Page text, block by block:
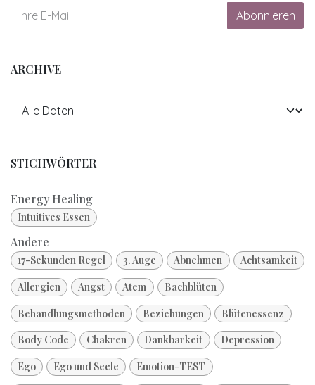
Abonnieren
ARCHIVE
STICHWÖRTER
Energy Healing
Intuitives Essen
Andere
17-Sekunden Regel 3. Auge Abnehmen
Achtsamkeit
Allergien
Angst Atem
Bachblüten
Behandlungsmethoden
Beziehungen
Blütenessenz
Body Code
Chakren Dankbarkeit
Depression
Ego
Ego und Seele
Emotion-TEST